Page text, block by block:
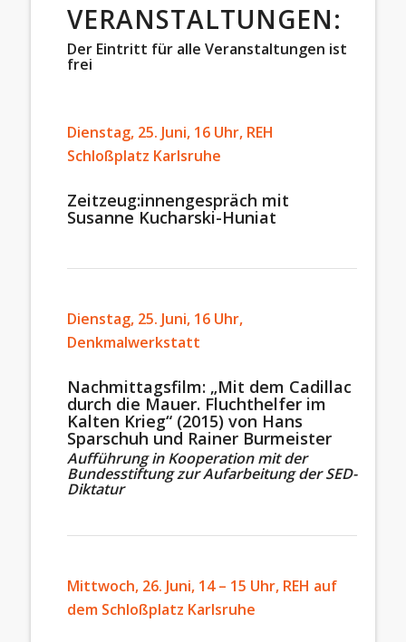
VERANSTALTUNGEN:
Der Eintritt für alle Veranstaltungen ist
frei
Dienstag, 25. Juni, 16 Uhr, REH
Schloßplatz Karlsruhe
Zeitzeug:innengespräch mit
Susanne Kucharski-Huniat
Dienstag, 25. Juni, 16 Uhr,
Denkmalwerkstatt
Nachmittagsfilm: „Mit dem Cadillac
durch die Mauer. Fluchthelfer im
Kalten Krieg“ (2015) von Hans
Sparschuh und Rainer Burmeister
Aufführung in Kooperation mit der
Bundesstiftung zur Aufarbeitung der SED-
Diktatur
Mittwoch, 26. Juni, 14 – 15 Uhr, REH auf
dem Schloßplatz Karlsruhe